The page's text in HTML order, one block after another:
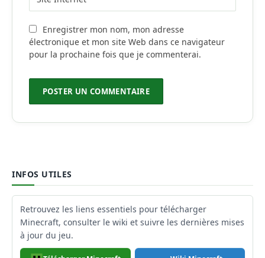
Enregistrer mon nom, mon adresse
électronique et mon site Web dans ce navigateur
pour la prochaine fois que je commenterai.
INFOS UTILES
Retrouvez les liens essentiels pour télécharger
Minecraft, consulter le wiki et suivre les dernières mises
à jour du jeu.